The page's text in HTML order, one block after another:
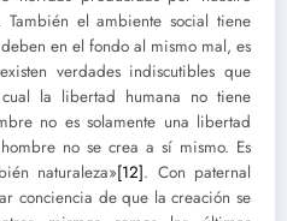
También el ambiente social tiene
en el fondo al mismo mal, es
verdades indiscutibles que
la libertad humana no tiene
no es solamente una libertad
no se crea a sí mismo. Es
naturaleza»[12]. Con paternal
conciencia de que la creación se